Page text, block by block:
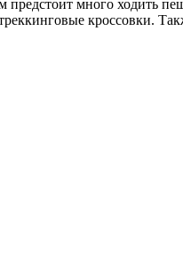
предстоит много ходить
кроссовки.